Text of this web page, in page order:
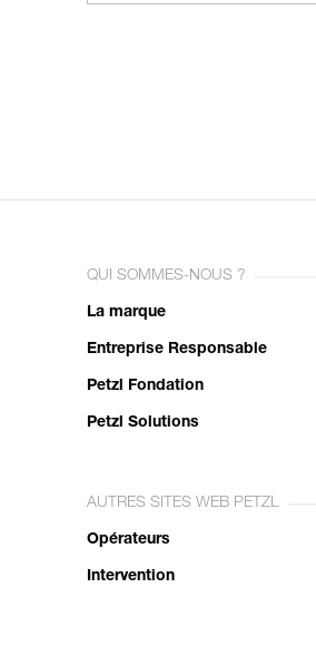
QUI SOMMES-NOUS ?
La marque
Entreprise Responsable
Petzl Fondation
Petzl Solutions
AUTRES SITES WEB PETZL
Opérateurs
Intervention